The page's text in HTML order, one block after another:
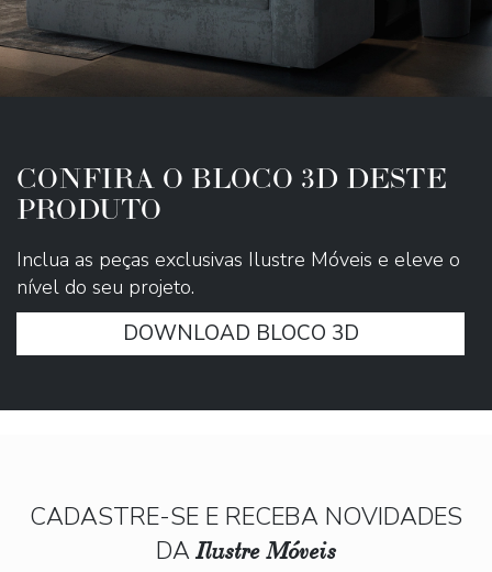
CONFIRA O BLOCO 3D DESTE
PRODUTO
Inclua as peças exclusivas Ilustre Móveis e eleve o
nível do seu projeto.
DOWNLOAD BLOCO 3D
CADASTRE-SE E RECEBA NOVIDADES
DAIlustre Móveis